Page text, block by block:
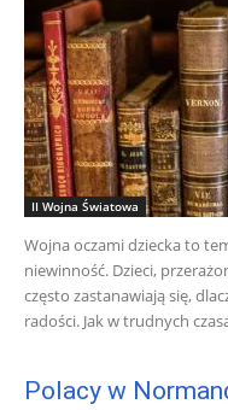
II Wojna Światowa
Wojna oczami dziecka to
niewinność. Dzieci,
często zastanawiają się,
radości. Jak w trudnych
Polacy w